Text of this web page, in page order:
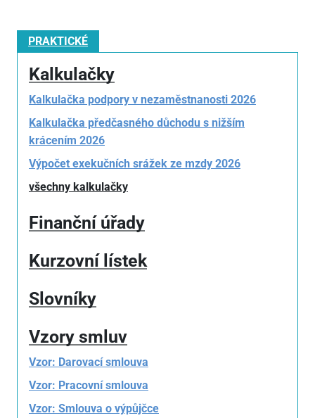
PRAKTICKÉ
Kalkulačky
Kalkulačka podpory v nezaměstnanosti 2026
Kalkulačka předčasného důchodu s nižším
krácením 2026
Výpočet exekučních srážek ze mzdy 2026
všechny kalkulačky
Finanční úřady
Kurzovní lístek
Slovníky
Vzory smluv
Vzor: Darovací smlouva
Vzor: Pracovní smlouva
Vzor: Smlouva o výpůjčce